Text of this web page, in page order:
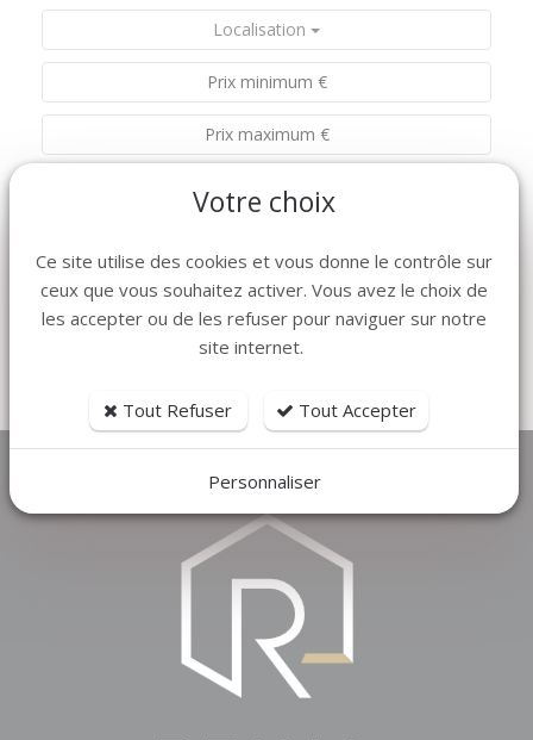
Localisation
Nombre de pièces Nombre de chambres
RECHERCHER
CRÉER UNE ALERTE EMAIL
Tri par prix croissant Tri par prix décroissant
Votre choix
Ce site utilise des cookies et vous donne le contrôle sur
ceux que vous souhaitez activer. Vous avez le choix de
les accepter ou de les refuser pour naviguer sur notre
site internet.
Tout Refuser Tout Accepter
Personnaliser